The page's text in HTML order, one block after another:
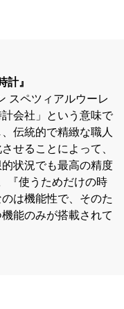
計』
スペツィアルウーレ
会社」という意味で
伝統的で精緻な職人
せることによって、
状況でも最高の精度
『使うためだけの時
は機能性で、そのた
能のみが搭載されて